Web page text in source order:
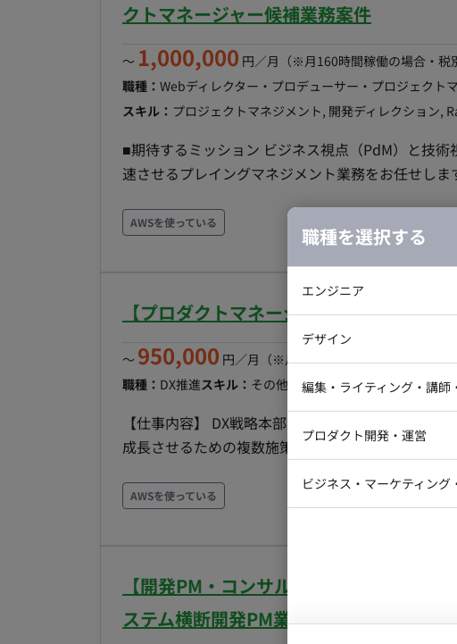
クトマネージャー候補業務案件
〜 1,000,000 円／月 （※月160時間稼働の場合・税
職種： Webディレクター・プロデューサー・プロジェクト
スキル： プロジェクトマネジメント, 開発ディレクション,
■期待するミッション ビジネス視点（PdM）と技
速させるプレイングマネジメント業務をお任せします。 ■担当工程（業務範囲） • プロダク
画・要件定義 : ユーザーヒアリングやデータ分析に基づく
ホルダー調整 : 営業、マーケティング、デザイナー
ムの進捗管理、技術選定のリード • AI/新技術の活用推進 ◦ 生成AI等を活用した業務効率化
「今、事業を伸ばすために何が必要か」を議論し
ューション（機能開発、あるいは業務フロー改善など）を導き出しま
メンバーとともに業務を遂行。エンジニアやデザ
業する体制です。 ■開発環境(プロジェクトによって若干変動) 言語： Ruby, Go, JavaScript
(TypeScript) 等 FW： Ruby on Rails, React 等 DB
ル： Slack, Jira, Confluence, GitHub, Figma, SQL (BigQuery等) ■開発フェー
業、既存機能のグロース、改善フェーズなど複数の
貢献性： 医療業界の「人と組織」の課題を解決す
る」の両方に関われる ◦ PdMとしての上流工程と
るため、自分の企画した機能をご自身の手で形に
AWSを使っている
【プロダクトマネージャー/週5日～/一
〜 950,000 円／月 （※月160時間稼働の場合・税別）
職種： DX推進スキル： その他 エリア： 大府市最低稼働日数
【仕事内容】 DX戦略本部のビジョンを踏まえたプ
成長させるための複数施策のPDCAをリードいただ
推進を主導。 - KPIマネジメント: 各サービスや機
アナリティクスを担当するチームと連携し、ビジネ
ユースケース創出: プロダクトに関わるドメイン知
AWSを使っている
【開発PM・コンサルタント/100%/一部
ステム横断開発PM業務案件
職種を選択する
エンジニア
インフラエンジニア
テストエンジニア・
デザイン
Webデザイナー・UI/
ラストレーター
編集・ライティング・講師
プロダクト開発・運営
クトマネージャー
ビジネス・マーケティング